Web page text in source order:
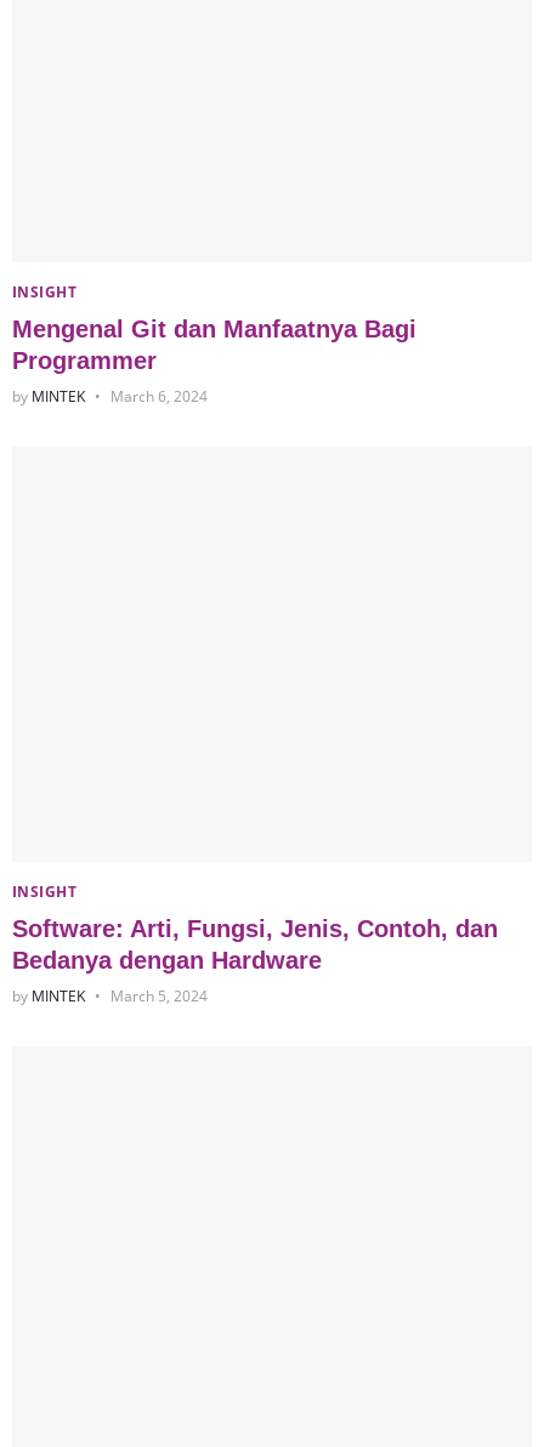
INSIGHT
Mengenal Git dan Manfaatnya Bagi
Programmer
by MINTEK March 6, 2024
INSIGHT
Software: Arti, Fungsi, Jenis, Contoh, dan
Bedanya dengan Hardware
by MINTEK March 5, 2024